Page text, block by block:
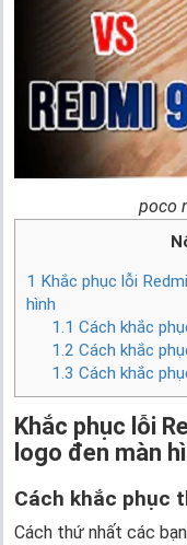
poco
1 Khắc phục lỗi
hình
1.1 Cách khắc
1.2 Cách khắc
1.3 Cách khắc
Khắc phục lỗi
logo đen màn
Cách khắc phục
Cách thứ nhất các